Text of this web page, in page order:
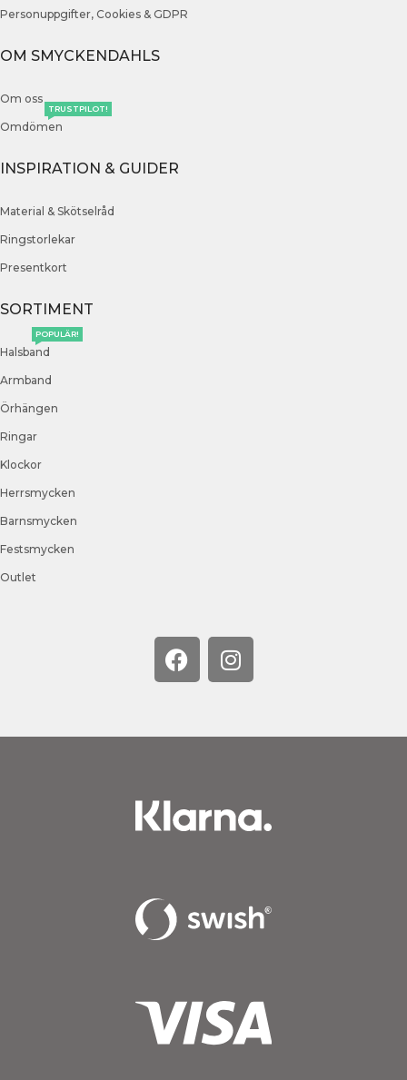
Personuppgifter, Cookies & GDPR
OM SMYCKENDAHLS
Om oss
Omdömen
TRUSTPILOT!
INSPIRATION & GUIDER
Material & Skötselråd
Ringstorlekar
Presentkort
SORTIMENT
Halsband
POPULÄR!
Armband
Örhängen
Ringar
Klockor
Herrsmycken
Barnsmycken
Festsmycken
Outlet